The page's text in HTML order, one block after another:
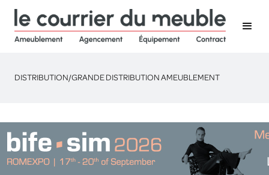
DISTRIBUTION/GRANDE DISTRIBUTION AMEUBLEMENT